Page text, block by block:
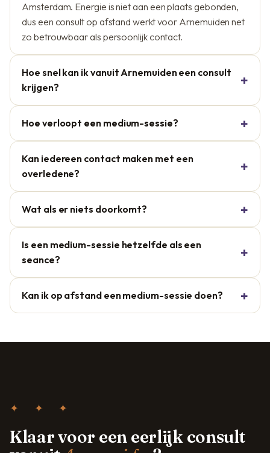
Amsterdam. Energie is niet aan een plaats gebonden,
dus een consult op afstand werkt voor Arnemuiden net
zo betrouwbaar als persoonlijk contact.
Hoe snel kan ik vanuit Arnemuiden een consult
krijgen?
Hoe verloopt een medium-sessie?
Kan iedereen contact maken met een
overledene?
Wat als er niets doorkomt?
Is een medium-sessie hetzelfde als een
seance?
Kan ik op afstand een medium-sessie doen?
✦ ✦ ✦
Klaar voor een eerlijk consult